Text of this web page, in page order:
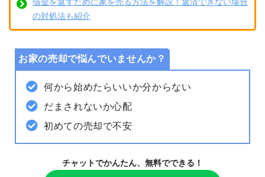
借金を返すために家を売る方法を解説！返済できない場合
の対処法も紹介
お家の売却で悩んでいませんか？
何から始めたらいいか分からない
だまされないか心配
初めての売却で不安
チャットでかんたん、無料でできる！